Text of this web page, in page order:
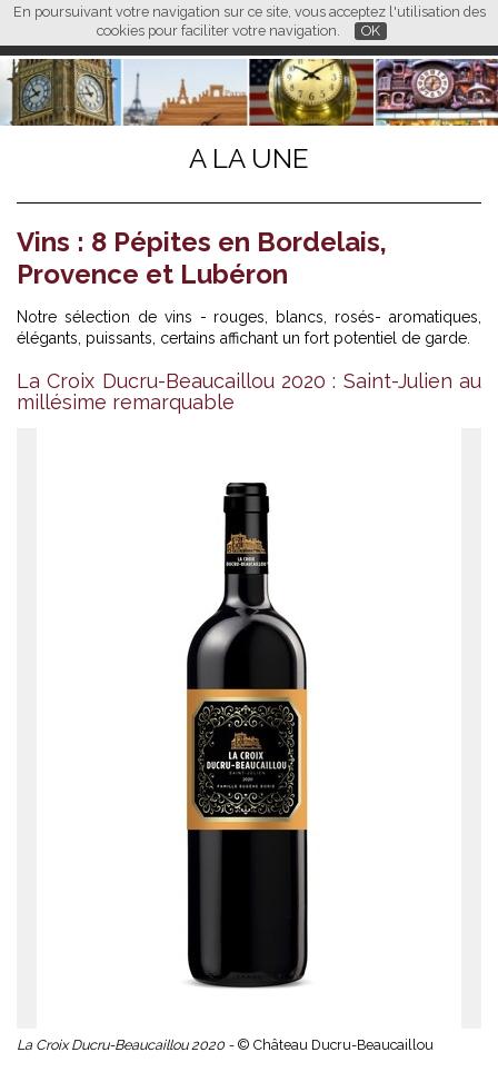
En poursuivant votre navigation sur ce site, vous acceptez l'utilisation des
cookies pour faciliter votre navigation.
OK
FR EN CN
L M
A LA UNE
Vins : 8 Pépites en Bordelais,
Provence et Lubéron
Notre sélection de vins - rouges, blancs, rosés- aromatiques,
élégants, puissants, certains affichant un fort potentiel de garde.
La Croix Ducru-Beaucaillou 2020 : Saint-Julien au
millésime remarquable
La Croix Ducru-Beaucaillou 2020 - © Château Ducru-Beaucaillou